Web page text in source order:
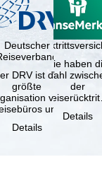
Deutscher
DRV ist die
größte
von
und
in …
Details
Sie haben
Wahl
der
(inklusive
Details